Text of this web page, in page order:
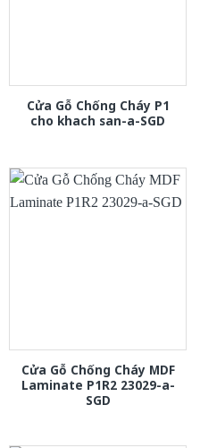
Cửa Gỗ Chống Cháy P1
cho khach san-a-SGD
Cửa Gỗ Chống Cháy MDF
Laminate P1R2 23029-a-
SGD